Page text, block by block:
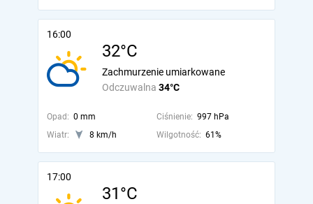
16:00
32°C
Odczuwalna 34°C
Zachmurzenie umiarkowane
Opad: 0 mm Ciśnienie: 997 hPa
Wiatr:
8 km/h Wilgotność: 61%
17:00
31°C